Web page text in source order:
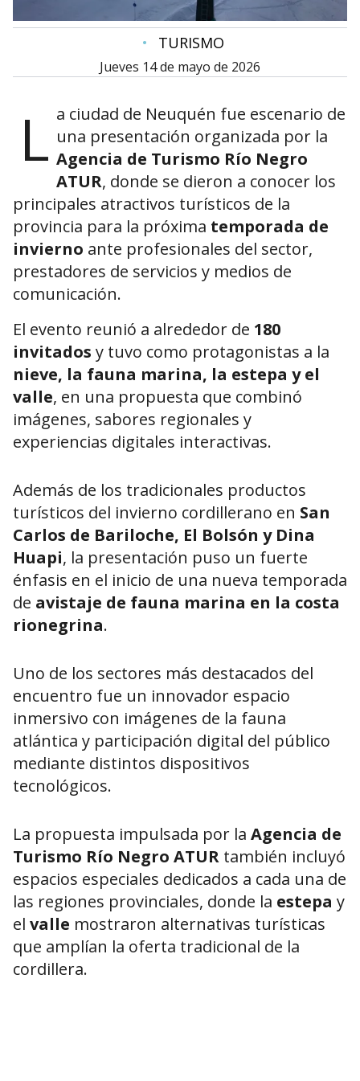
• TURISMO
jueves 14 de mayo de 2026
L a ciudad de Neuquén fue escenario de
una presentación organizada por la
Agencia de Turismo Río Negro
ATUR, donde se dieron a conocer los
principales atractivos turísticos de la
provincia para la próxima temporada de
invierno ante profesionales del sector,
prestadores de servicios y medios de
comunicación.
El evento reunió a alrededor de 180
invitados y tuvo como protagonistas a la
nieve, la fauna marina, la estepa y el
valle, en una propuesta que combinó
imágenes, sabores regionales y
experiencias digitales interactivas.
Además de los tradicionales productos
turísticos del invierno cordillerano en San
Carlos de Bariloche, El Bolsón y Dina
Huapi, la presentación puso un fuerte
énfasis en el inicio de una nueva temporada
de avistaje de fauna marina en la costa
rionegrina.
Uno de los sectores más destacados del
encuentro fue un innovador espacio
inmersivo con imágenes de la fauna
atlántica y participación digital del público
mediante distintos dispositivos
tecnológicos.
La propuesta impulsada por la Agencia de
Turismo Río Negro ATUR también incluyó
espacios especiales dedicados a cada una de
las regiones provinciales, donde la estepa y
el valle mostraron alternativas turísticas
que amplían la oferta tradicional de la
cordillera.